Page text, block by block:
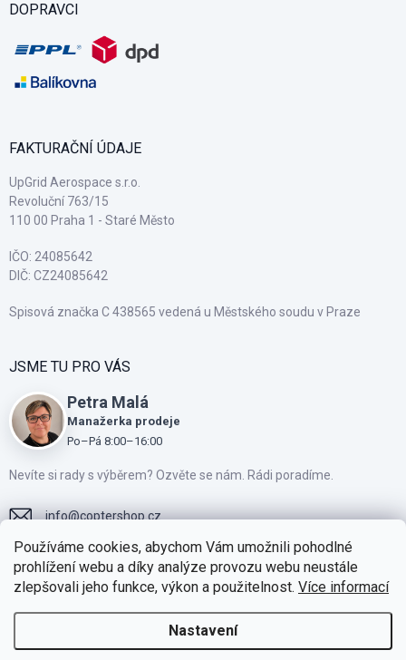
Používáme cookies, abychom Vám umožnili pohodlné
prohlížení webu a díky analýze provozu webu neustále
zlepšovali jeho funkce, výkon a použitelnost. Více informací
Nastavení
DOPRAVCI
FAKTURAČNÍ ÚDAJE
UpGrid Aerospace s.r.o.
Revoluční 763/15
110 00 Praha 1 - Staré Město
IČO: 24085642
DIČ: CZ24085642
Spisová značka C 438565 vedená u Městského soudu v Praze
JSME TU PRO VÁS
Petra Malá
Manažerka prodeje
Po–Pá 8:00–16:00
Nevíte si rady s výběrem? Ozvěte se nám. Rádi poradíme.
info@coptershop.cz
+420775810805
Přidejte se k našim fanouškům na Facebooku
https://www.instagram.com/coptershop.cz